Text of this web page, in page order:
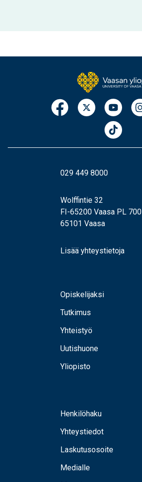
029 449 8000
Wolffintie 32
FI-65200 Vaasa PL 700
65101 Vaasa
Lisää yhteystietoja
Opiskelijaksi
Tutkimus
Yhteistyö
Uutishuone
Yliopisto
Henkilöhaku
Yhteystiedot
Laskutusosoite
Medialle